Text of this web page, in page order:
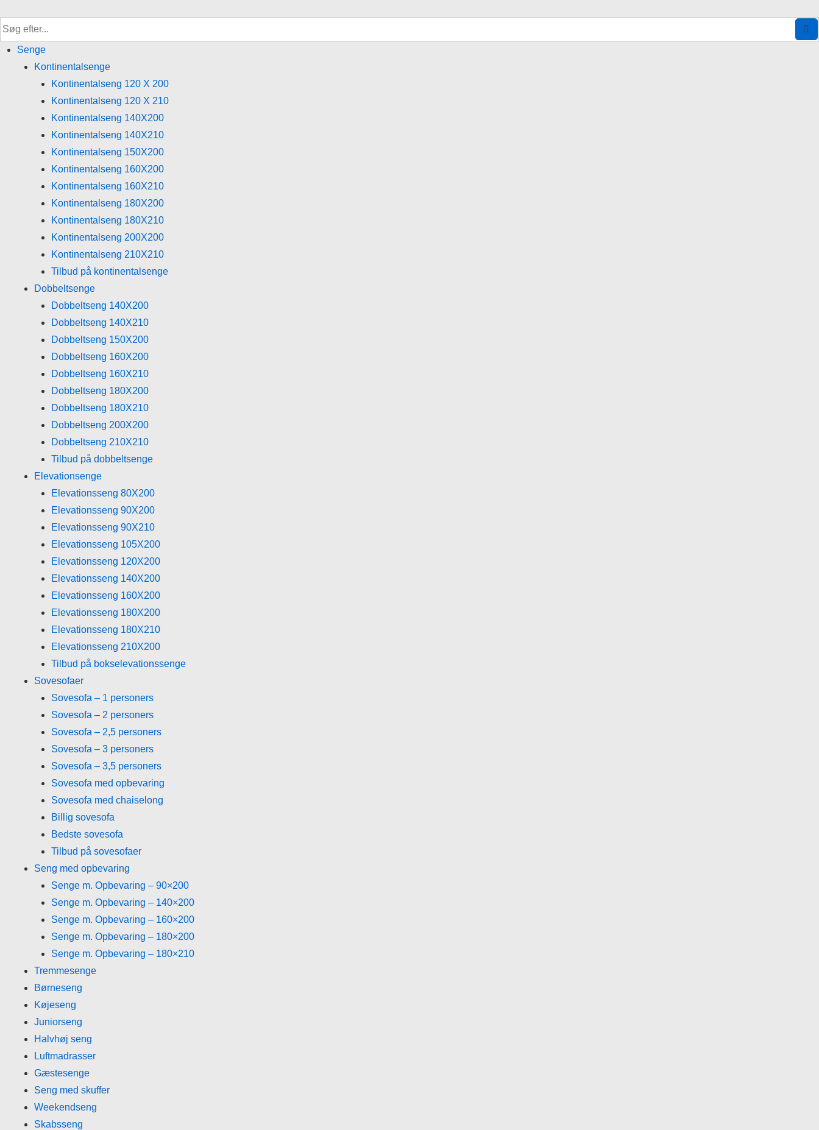
Hop
til
Senge
Kontinentalsenge
Kontinentalseng 120 X 200
Kontinentalseng 120 X 210
Kontinentalseng 140X200
Kontinentalseng 140X210
Kontinentalseng 150X200
Kontinentalseng 160X200
Kontinentalseng 160X210
Kontinentalseng 180X200
Kontinentalseng 180X210
Kontinentalseng 200X200
Kontinentalseng 210X210
Tilbud på kontinentalsenge
Dobbeltsenge
Dobbeltseng 140X200
Dobbeltseng 140X210
Dobbeltseng 150X200
Dobbeltseng 160X200
Dobbeltseng 160X210
Dobbeltseng 180X200
Dobbeltseng 180X210
Dobbeltseng 200X200
Dobbeltseng 210X210
Tilbud på dobbeltsenge
Elevationsenge
Elevationsseng 80X200
Elevationsseng 90X200
Elevationsseng 90X210
Elevationsseng 105X200
Elevationsseng 120X200
Elevationsseng 140X200
Elevationsseng 160X200
Elevationsseng 180X200
Elevationsseng 180X210
Elevationsseng 210X200
Tilbud på bokselevationssenge
Sovesofaer
Sovesofa – 1 personers
Sovesofa – 2 personers
Sovesofa – 2,5 personers
Sovesofa – 3 personers
Sovesofa – 3,5 personers
Sovesofa med opbevaring
Sovesofa med chaiselong
Billig sovesofa
Bedste sovesofa
Tilbud på sovesofaer
Seng med opbevaring
Senge m. Opbevaring – 90×200
Senge m. Opbevaring – 140×200
Senge m. Opbevaring – 160×200
Senge m. Opbevaring – 180×200
Senge m. Opbevaring – 180×210
Tremmesenge
Børneseng
Køjeseng
Juniorseng
Halvhøj seng
Luftmadrasser
Gæstesenge
Seng med skuffer
Weekendseng
Skabsseng